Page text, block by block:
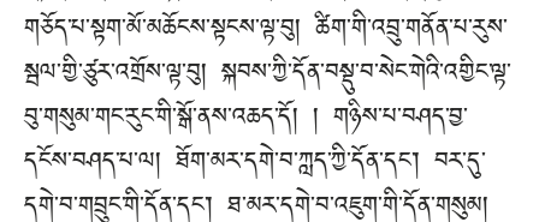
གཅོད་པ་སྟག་མོ་མཆོངས་སྟངས་ལྟ་བུ། ཚིག་གི་འབྲུ་གནོན་པ་རུས་
སྦལ་གྱི་ཙུར་འགྲོས་ལྟ་བུ། སྐབས་ཀྱི་དོན་བསྡུ་བ་སེང་གེའི་འགྱིང་ལྟ་
བུ་གསུམ་གང་རུང་གི་སྒོ་ནས་འཆད་དོ། ། གཉིས་པ་བཤད་བྱ་
དངོས་བཤད་པ་ལ། ཐོག་མར་དགེ་བ་ཀླད་ཀྱི་དོན་དང༌། བར་དུ་
དགེ་བ་གབྲུང་གི་དོན་དང༌། ཐ་མར་དགེ་བ་འཇུག་གི་དོན་གསུམ།